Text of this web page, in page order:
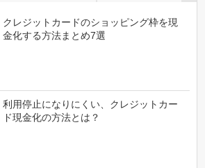
クレジットカードのショッピング枠を現
金化する方法まとめ7選
利用停止になりにくい、クレジットカー
ド現金化の方法とは？